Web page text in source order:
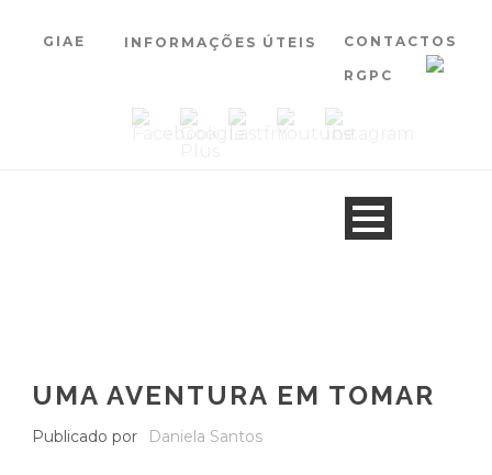
GIAE INFORMAÇÕES ÚTEIS CONTACTOS
RGPC
UMA AVENTURA EM TOMAR
Publicado por Daniela Santos